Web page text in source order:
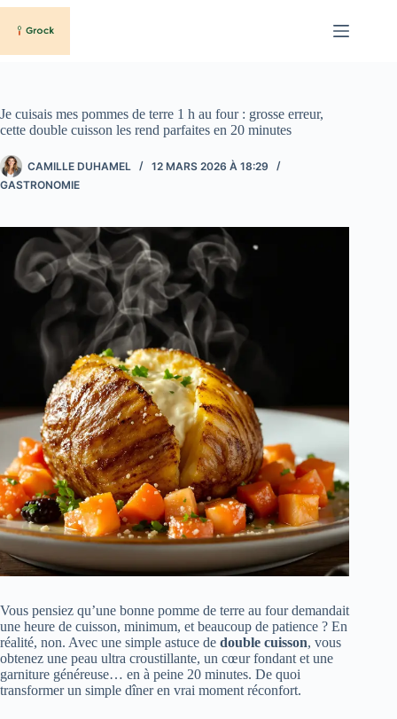
Passer
contenu
Je cuisais mes pommes de terre 1 h au four : grosse erreur,
cette double cuisson les rend parfaites en 20 minutes
CAMILLE DUHAMEL
12 MARS 2026 À 18:29
GASTRONOMIE
Vous pensiez qu’une bonne pomme de terre au four demandait
une heure de cuisson, minimum, et beaucoup de patience ? En
réalité, non. Avec une simple astuce de double cuisson, vous
obtenez une peau ultra croustillante, un cœur fondant et une
garniture généreuse… en à peine 20 minutes. De quoi
transformer un simple dîner en vrai moment réconfort.